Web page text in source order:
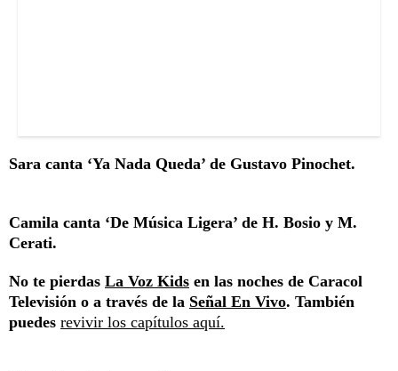
Sara canta ‘Ya Nada Queda’ de Gustavo Pinochet.
Camila canta ‘De Música Ligera’ de H. Bosio y M.
Cerati.
No te pierdas La Voz Kids en las noches de Caracol
Televisión o a través de la Señal En Vivo. También
puedes revivir los capítulos aquí.